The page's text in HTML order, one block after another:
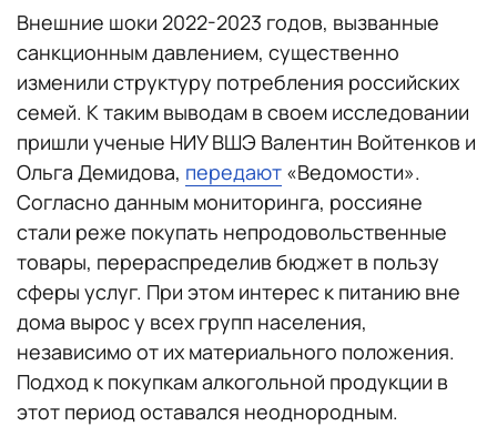
Внешние шоки 2022-2023 годов, вызванные
санкционным давлением, существенно
изменили структуру потребления российских
семей. К таким выводам в своем исследовании
пришли ученые НИУ ВШЭ Валентин Войтенков и
Ольга Демидова, передают «Ведомости».
Согласно данным мониторинга, россияне
стали реже покупать непродовольственные
товары, перераспределив бюджет в пользу
сферы услуг. При этом интерес к питанию вне
дома вырос у всех групп населения,
независимо от их материального положения.
Подход к покупкам алкогольной продукции в
этот период оставался неоднородным.